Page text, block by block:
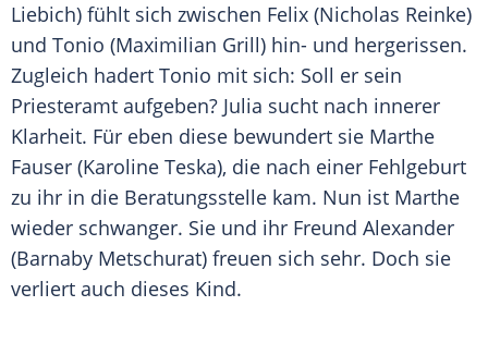
Liebich) fühlt sich zwischen Felix (Nicholas Reinke)
und Tonio (Maximilian Grill) hin- und hergerissen.
Zugleich hadert Tonio mit sich: Soll er sein
Priesteramt aufgeben? Julia sucht nach innerer
Klarheit. Für eben diese bewundert sie Marthe
Fauser (Karoline Teska), die nach einer Fehlgeburt
zu ihr in die Beratungsstelle kam. Nun ist Marthe
wieder schwanger. Sie und ihr Freund Alexander
(Barnaby Metschurat) freuen sich sehr. Doch sie
verliert auch dieses Kind.